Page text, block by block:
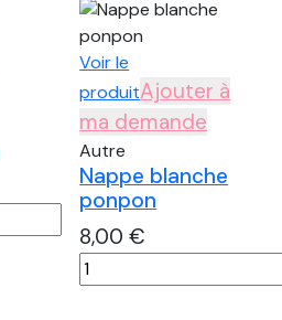
Voir le
produitAjouter à
ma demande
Autre
Nappe blanche
ponpon
8,00€
quantité
de